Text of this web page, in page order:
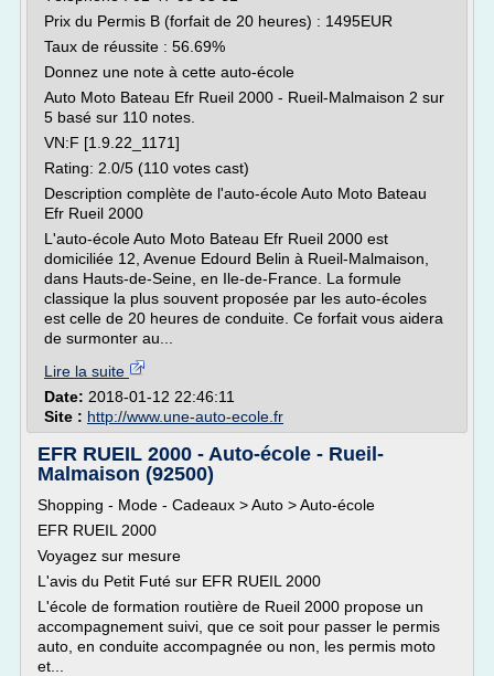
Prix du Permis B (forfait de 20 heures) : 1495EUR
Taux de réussite : 56.69%
Donnez une note à cette auto-école
Auto Moto Bateau Efr Rueil 2000 - Rueil-Malmaison 2 sur
5 basé sur 110 notes.
VN:F [1.9.22_1171]
Rating: 2.0/5 (110 votes cast)
Description complète de l'auto-école Auto Moto Bateau
Efr Rueil 2000
L'auto-école Auto Moto Bateau Efr Rueil 2000 est
domiciliée 12, Avenue Edourd Belin à Rueil-Malmaison,
dans Hauts-de-Seine, en Ile-de-France. La formule
classique la plus souvent proposée par les auto-écoles
est celle de 20 heures de conduite. Ce forfait vous aidera
de surmonter au...
Lire la suite
Date: 2018-01-12 22:46:11
Site : http://www.une-auto-ecole.fr
EFR RUEIL 2000 - Auto-école - Rueil-
Malmaison (92500)
Shopping - Mode - Cadeaux > Auto > Auto-école
EFR RUEIL 2000
Voyagez sur mesure
L'avis du Petit Futé sur EFR RUEIL 2000
L'école de formation routière de Rueil 2000 propose un
accompagnement suivi, que ce soit pour passer le permis
auto, en conduite accompagnée ou non, les permis moto
et...